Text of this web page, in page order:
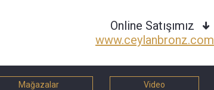
Online Satışımız
www.ceylanbronz.com
Mağazalar Video